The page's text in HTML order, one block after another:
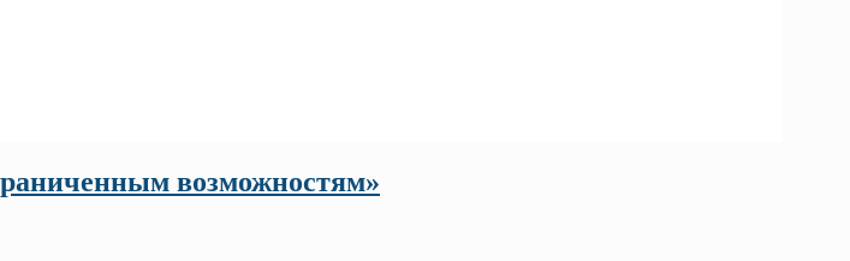
возможностям»